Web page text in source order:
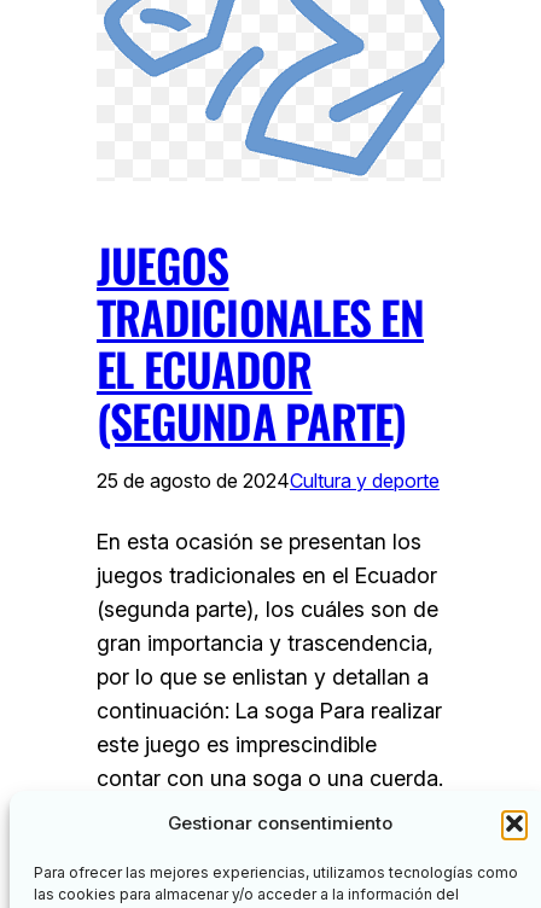
Gestionar consentimiento
Para ofrecer las mejores experiencias, utilizamos tecnologías como
las cookies para almacenar y/o acceder a la información del
JUEGOS
TRADICIONALES EN
EL ECUADOR
(SEGUNDA PARTE)
25 de agosto de 2024Cultura y deporte
En esta ocasión se presentan los
juegos tradicionales en el Ecuador
(segunda parte), los cuáles son de
gran importancia y trascendencia,
por lo que se enlistan y detallan a
continuación: La soga Para realizar
este juego es imprescindible
contar con una soga o una cuerda.
Se juega de manera personal o